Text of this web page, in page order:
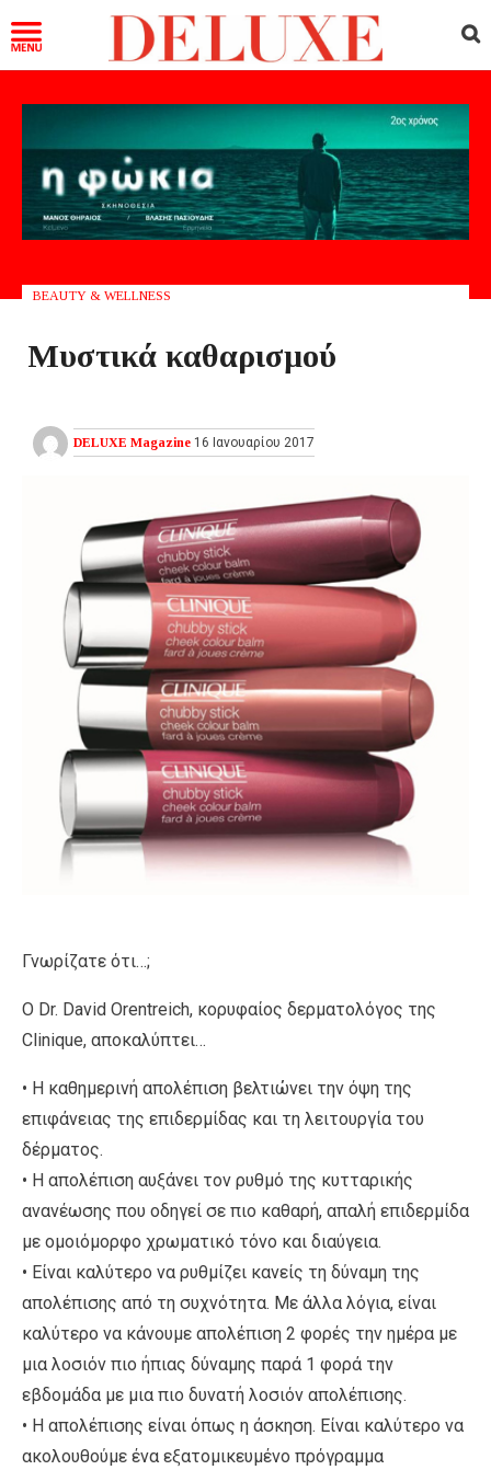
BEAUTY & WELLNESS
Μυστικά καθαρισμού
DELUXE Magazine 16 Ιανουαρίου 2017
Γνωρίζατε ότι…;
Ο Dr. David Orentreich, κορυφαίος δερματολόγος της
Clinique, αποκαλύπτει…
• Η καθημερινή απολέπιση βελτιώνει την όψη της
επιφάνειας της επιδερμίδας και τη λειτουργία του
δέρματος.
• Η απολέπιση αυξάνει τον ρυθμό της κυτταρικής
ανανέωσης που οδηγεί σε πιο καθαρή, απαλή επιδερμίδα
με ομοιόμορφο χρωματικό τόνο και διαύγεια.
• Είναι καλύτερο να ρυθμίζει κανείς τη δύναμη της
απολέπισης από τη συχνότητα. Με άλλα λόγια, είναι
καλύτερο να κάνουμε απολέπιση 2 φορές την ημέρα με
μια λοσιόν πιο ήπιας δύναμης παρά 1 φορά την
εβδομάδα με μια πιο δυνατή λοσιόν απολέπισης.
• Η απολέπισης είναι όπως η άσκηση. Είναι καλύτερο να
ακολουθούμε ένα εξατομικευμένο πρόγραμμα